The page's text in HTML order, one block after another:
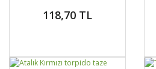
onion
118,70 TL